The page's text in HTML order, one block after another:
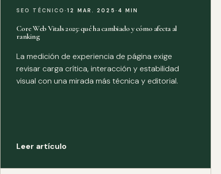
SEO TÉCNICO·12 MAR. 2025 · 4 MIN
Core Web Vitals 2025: qué ha cambiado y cómo afecta al
ranking
La medición de experiencia de página exige
revisar carga crítica, interacción y estabilidad
visual con una mirada más técnica y editorial.
Leer artículo